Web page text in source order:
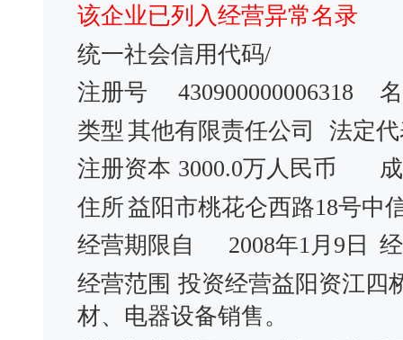
该企业已列入经营异常名录
统一社会信用代码/
注册号
430900000006318
类型 其他有限责任公司
法定
注册资本 3000.0万人民币
住所益阳市桃花仑西路18号中
经营期限自
2008年1月9日
经营范围 投资经营益阳资江四
材、电器设备销售。